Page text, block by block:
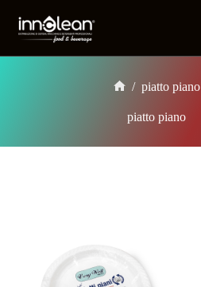
/ piatto piano
piatto piano